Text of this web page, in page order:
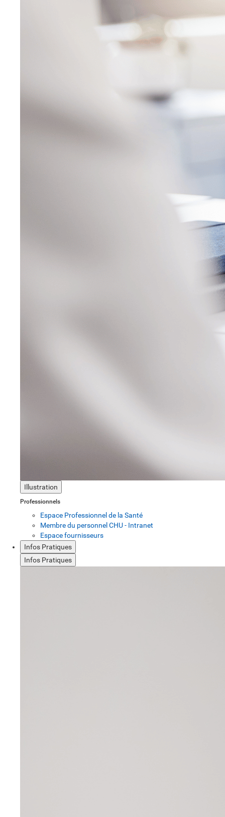
Illustration
Professionnels
Espace Professionnel de la Santé
Membre du personnel CHU - Intranet
Espace fournisseurs
Infos Pratiques
Infos Pratiques